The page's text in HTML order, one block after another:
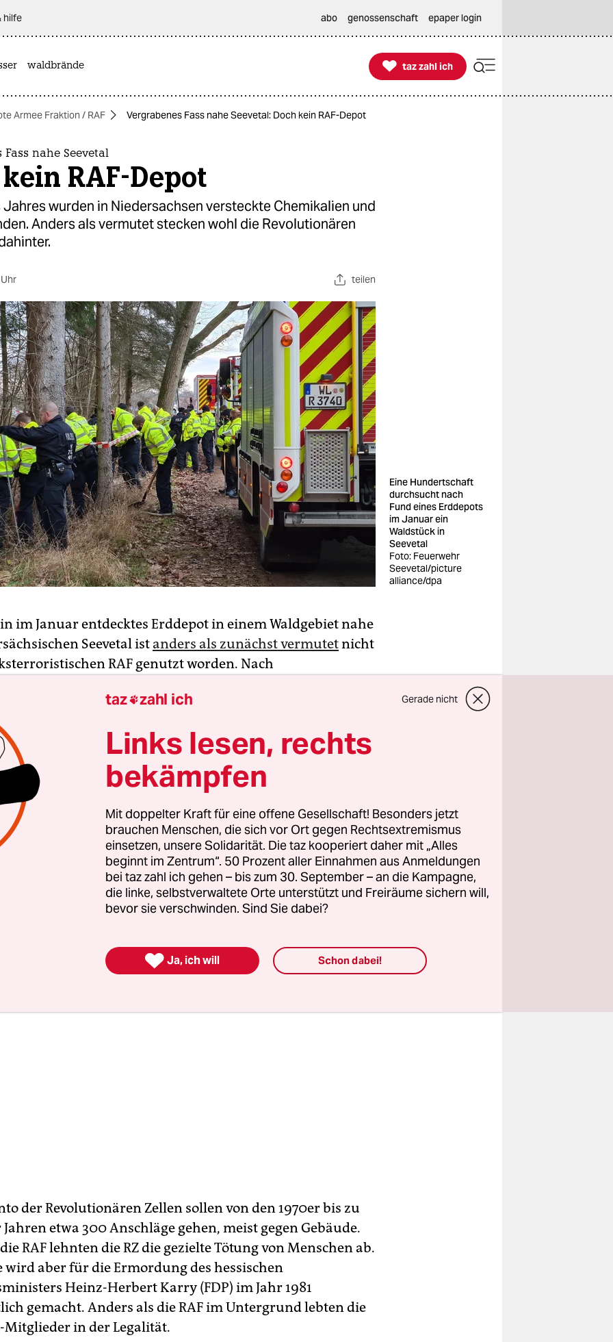
hilfe abo genossenschaft epaper login
waldbrände 
taz zahl ich
taz zahl ich
Armee Fraktion / RAF Vergrabenes Fass nahe Seevetal: Doch kein RAF-Depot
nahe Seevetal
RAF-Depot
wurden in Niedersachsen versteckte Chemikalien und
Anders als vermutet stecken wohl die Revolutionären
teilen
Eine Hundertschaft
durchsucht nach
Fund eines Erddepots
im Januar ein
Waldstück in
Seevetal
Foto: Feuerwehr
Seevetal/picture
alliance/dpa
im Januar entdecktes Erddepot in einem Waldgebiet nahe
Seevetal ist anders als zunächst vermutetnicht
RAF genutzt worden. Nach
gefundenen Papiere Abschriften und Kopien von
linksextremistischen
(LKA) in Niedersachsen am Montag in
der kriminaltechnischen Untersuchungen gehen die
aus, dass das Fass im Zeitraum zwischen Ende der 80er
der 90er Jahre im Boden versteckt wurde. Darin
den Schriftstücken auch Chemikalien. Experten war es
zu sichern, diese konnten aber keiner Person
werden. Auch Hinweise auf strafbare Handlungen hätten
der Revolutionären Zellen sollen von den 1970er bis zu
etwa 300 Anschläge gehen, meist gegen Gebäude.
RAF lehnten die RZ die gezielte Tötung von Menschen ab.
wird aber für die Ermordung des hessischen
Heinz-Herbert Karry (FDP) im Jahr 1981
gemacht. Anders als die RAF im Untergrund lebten die
Mitglieder in der Legalität.
taz zahl ich Gerade nicht
Links lesen, rechts
bekämpfen
Mit doppelter Kraft für eine offene Gesellschaft! Besonders jetzt
brauchen Menschen, die sich vor Ort gegen Rechtsextremismus
einsetzen, unsere Solidarität. Die taz kooperiert daher mit „Alles
beginnt im Zentrum“. 50 Prozent aller Einnahmen aus Anmeldungen
bei taz zahl ich gehen – bis zum 30. September – an die Kampagne,
die linke, selbstverwaltete Orte unterstützt und Freiräume sichern will,
bevor sie verschwinden. Sind Sie dabei?
 Ja, ich will Schon dabei!